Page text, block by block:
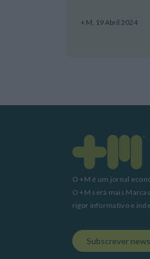
+ M, 19 Abril 2024
O +M é um jornal
O +M será mais
rigor informativo e
Subscrever